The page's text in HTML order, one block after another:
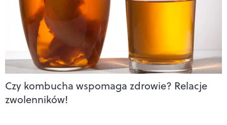
Czy kombucha wspomaga zdrowie? Relacje
zwolenników!